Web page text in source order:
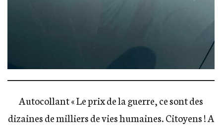
Autocollant « Le prix de la guerre, ce sont des
dizaines de milliers de vies humaines. Citoyens ! A